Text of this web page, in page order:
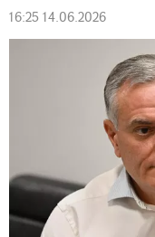
16:25 14.06.2026